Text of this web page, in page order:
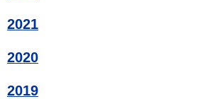
2021
2020
2019